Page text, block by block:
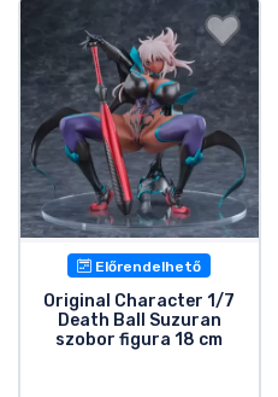
Előrendelhető
Original Character 1/7
Death Ball Suzuran
szobor figura 18 cm